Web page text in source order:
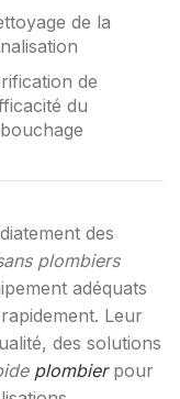
de la
de
du
des
plombiers
adéquats
Leur
des solutions
plombierpour